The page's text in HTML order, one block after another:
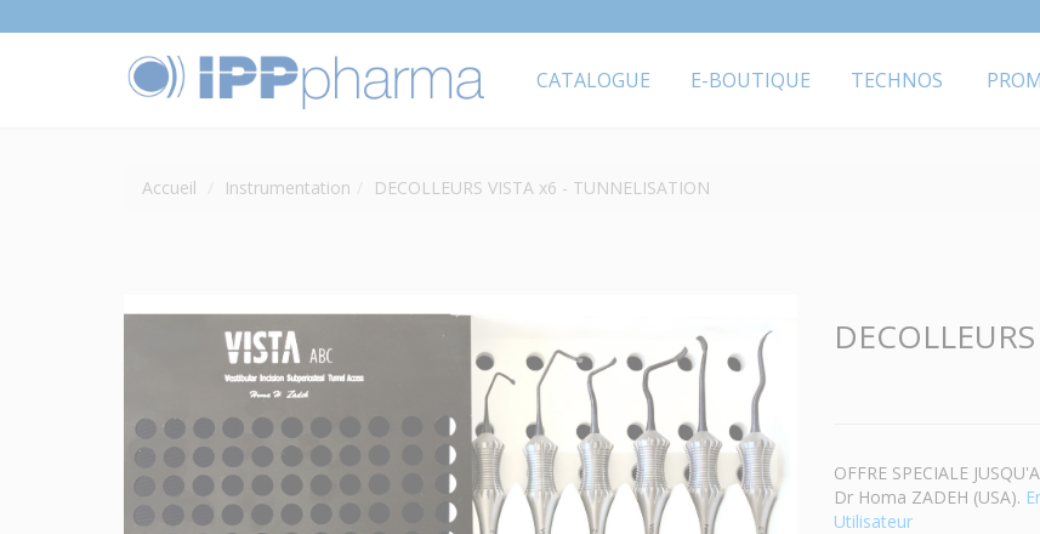
CATALOGUE E-BOUTIQUE TECHNOS
Accueil Instrumentation DECOLLEURS VISTA x6 - TUNNELISATION
OFFRE SPECIALE
Dr Homa ZADEH (USA).
Utilisateur